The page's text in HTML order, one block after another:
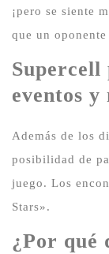
¡pero se siente
que un
Supercell
eventos y
Además de los
posibilidad de
juego. Los
Stars».
¿Por qué